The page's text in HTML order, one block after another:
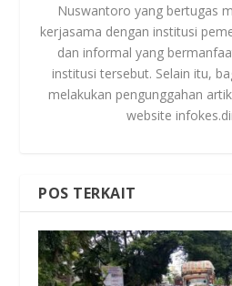
Nuswantoro yang bertugas
kerjasama dengan institusi
dan informal yang
institusi tersebut. Selain itu,
melakukan pengunggahan
website
POS TERKAIT